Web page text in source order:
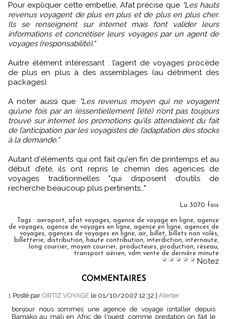
Pour expliquer cette embellie, Afat précise que "Les hauts
revenus voyagent de plus en plus et de plus en plus cher.
Ils se renseignent sur internet mais font valider leurs
informations et concrétiser leurs voyages par un agent de
voyages (responsabilité)."
Auitre élément intéressant : l’agent de voyages procède
de plus en plus à des assemblages (au détriment des
packages).
A noter aussi que
"Les revenus moyen qui ne voyagent
qu’une fois par an (essentiellement l’été) n’ont pas toujours
trouvé sur internet les promotions qu’ils attendaient du fait
de l’anticipation par les voyagistes de l’adaptation des stocks
à la demande."
Autant d'éléments qui ont fait qu'en fin de printemps et au
début d’été, ils ont repris le chemin des agences de
voyages traditionnelles "qui disposent d’outils de
recherche beaucoup plus pertinents…"
Lu 3070 fois
Tags : aeroport, afat voyages, agence de voyage en ligne, agence
de voyages, agence de voyages en ligne, agence en ligne, agences de
voyages, agences de voyages en ligne, air, billet, billets non volés,
billetterie, distribution, haute contribution, interdiction, internaute,
long courrier, moyen courrier, producteurs, production, réseau,
transport aérien, vdm vente de dernière minute
Notez
COMMENTAIRES
1.Posté par ORTIZ VOYAGE le 01/10/2007 12:32
Alerter
bonjour nous sommes une agence de voyage isntaller depuis
Bamako au mali en Afric de l'ouest ,comme prestation on fait le